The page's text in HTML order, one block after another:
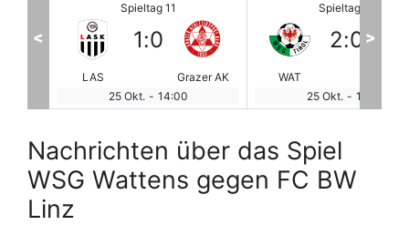
Spieltag 11
WAT
2:0
LIN
25 Okt. - 14:00
Spieltag 11
STU
1:3
26 Okt. - 12:30
< >
Nachrichten über das Spiel
WSG Wattens gegen FC BW
Linz